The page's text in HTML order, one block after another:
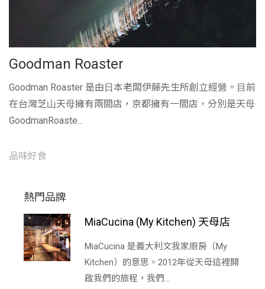
Goodman Roaster
Goodman Roaster 是由⽇本老闆伊藤先⽣所創立經營。⽬前
在台灣芝⼭天⺟擁有兩間店，京都擁有⼀間店，分別是天⺟
GoodmanRoaste...
品味好食
熱門品牌
MiaCucina (My Kitchen) 天母店
MiaCucina 是義大利文我家廚房（My
Kitchen）的意思。2012年從天母這裡開
啟我們的旅程，我們...